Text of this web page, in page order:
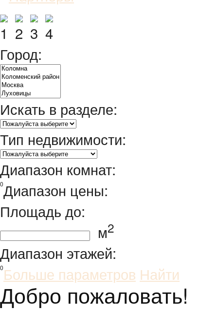
Город:
Искать в разделе:
Тип недвижимости:
Диапазон комнат:
0Диапазон цены:
Площадь до:
м2
Диапазон этажей:
0Больше параметров Найти
Добро пожаловать!